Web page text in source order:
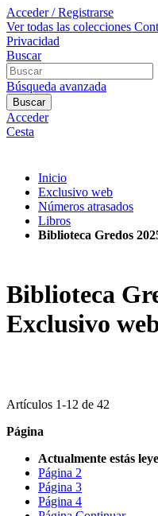
Acceder / Registrarse
Ver todas las colecciones
Privacidad
Buscar
Búsqueda avanzada
Buscar
Acceder
Cesta
Inicio
Exclusivo web
Números atrasados
Libros
Biblioteca Gredos
Biblioteca
Exclusivo
Artículos 1-12 de 42
Página
Actualmente estás
Página 2
Página 3
Página 4